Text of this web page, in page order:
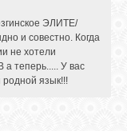
ЭЛИТЕ/
и совестно. Когда
не хотели
теперь..... У вас
язык!!!